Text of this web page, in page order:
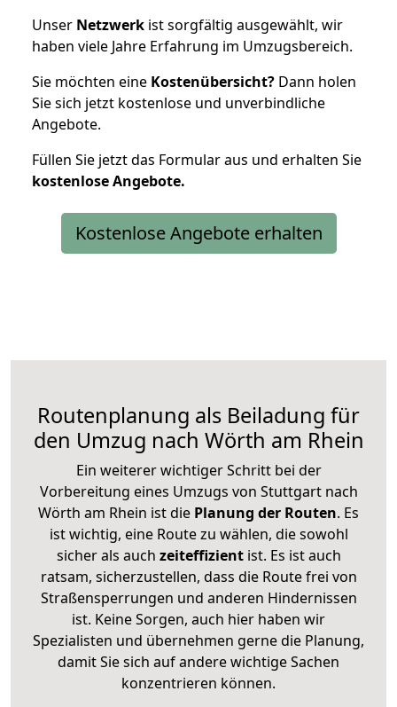
Unser Netzwerk ist sorgfältig ausgewählt, wir
haben viele Jahre Erfahrung im Umzugsbereich.
Sie möchten eine Kostenübersicht? Dann holen
Sie sich jetzt kostenlose und unverbindliche
Angebote.
Füllen Sie jetzt das Formular aus und erhalten Sie
kostenloseAngebote.
Kostenlose Angebote erhalten
Routenplanung als Beiladung für
den Umzug nach Wörth am Rhein
Ein weiterer wichtiger Schritt bei der
Vorbereitung eines Umzugs von Stuttgart nach
Wörth am Rhein ist die Planung der Routen. Es
ist wichtig, eine Route zu wählen, die sowohl
sicher als auch zeiteffizientist. Es ist auch
ratsam, sicherzustellen, dass die Route frei von
Straßensperrungen und anderen Hindernissen
ist. Keine Sorgen, auch hier haben wir
Spezialisten und übernehmen gerne die Planung,
damit Sie sich auf andere wichtige Sachen
konzentrieren können.